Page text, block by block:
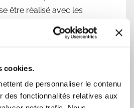
cookies.
de personnaliser le contenu
des fonctionnalités relatives aux
être réalisé avec les
ne ressent
effets secondaires du